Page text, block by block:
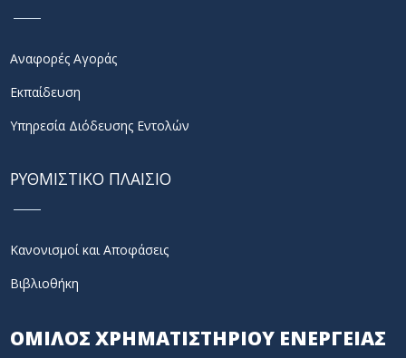
Αναφορές Αγοράς
Εκπαίδευση
Υπηρεσία Διόδευσης Εντολών
ΡΥΘΜΙΣΤΙΚΟ ΠΛΑΙΣΙΟ
Κανονισμοί και Αποφάσεις
Βιβλιοθήκη
ΟΜΙΛΟΣ ΧΡΗΜΑΤΙΣΤΗΡΙΟΥ ΕΝΕΡΓΕΙΑΣ